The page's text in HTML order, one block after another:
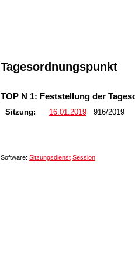
Tagesordnungspunkt
TOP N 1: Feststellung der
Sitzung: 16.01.2019916/2019
Software: Sitzungsdienst Session